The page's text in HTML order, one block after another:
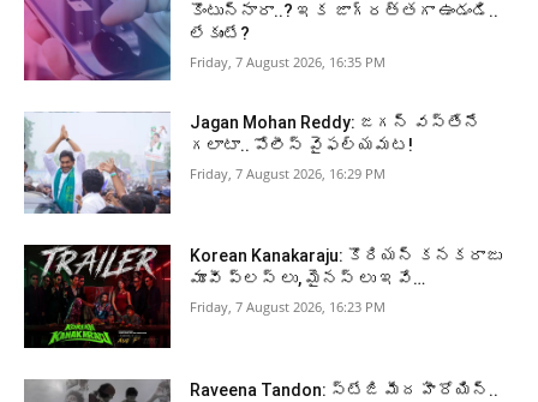
కొంటున్నారా..? ఇక జాగ్రత్తగా ఉండండి..
లేకుంటే?
Friday, 7 August 2026, 16:35 PM
Jagan Mohan Reddy: జగన్ వస్తేనే
గలాటా.. పోలీస్ వైఫల్యమట!
Friday, 7 August 2026, 16:29 PM
Korean Kanakaraju: కొరియన్ కనకరాజు
మూవీ ప్లస్ లు, మైనస్ లు ఇవే…
Friday, 7 August 2026, 16:23 PM
Raveena Tandon: స్టేజి మీద హీరోయిన్..